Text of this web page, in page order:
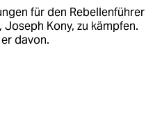
für den Rebellenführer
Kony, zu kämpfen.
davon.